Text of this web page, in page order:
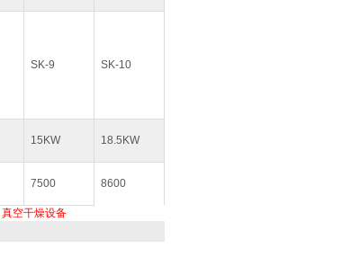
SK-9 SK-10
15KW 18.5KW
7500 8600
真空干燥设备